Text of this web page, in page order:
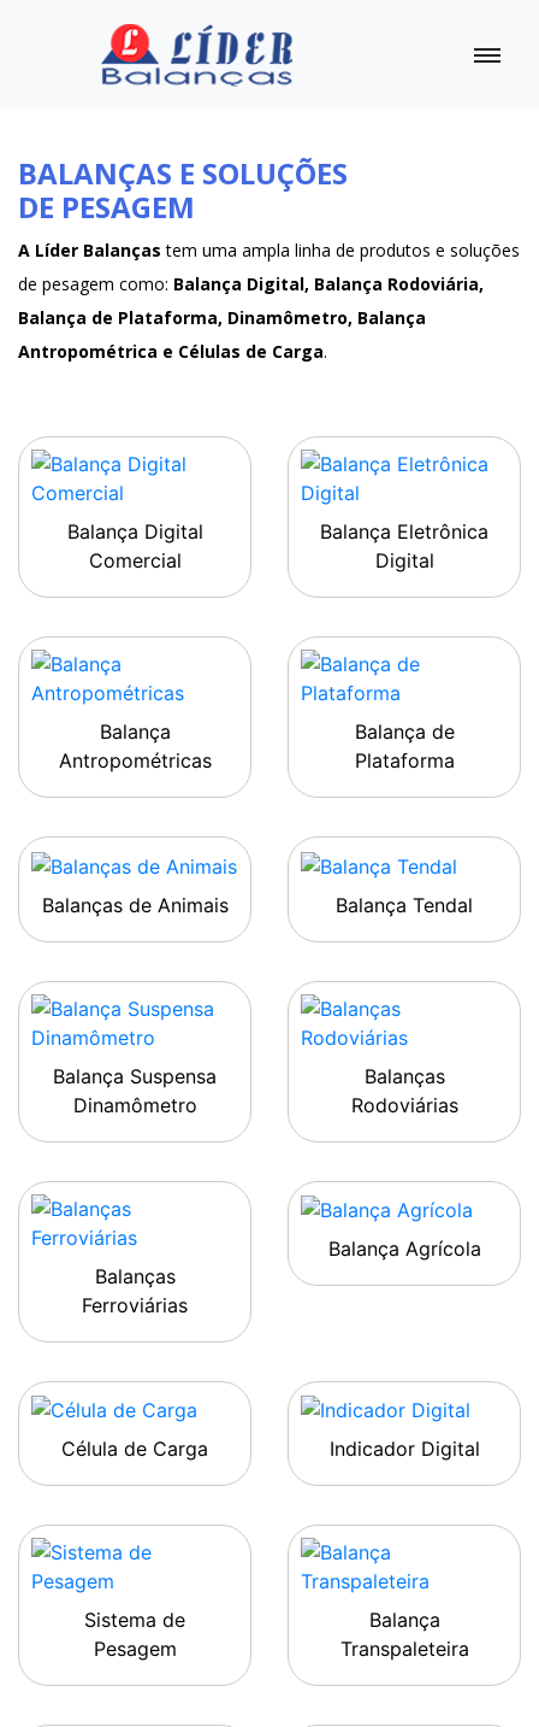
BALANÇAS E SOLUÇÕES
DE PESAGEM
A Líder Balanças tem uma ampla linha de produtos e soluções
de pesagem como: Balança Digital, Balança Rodoviária,
Balança de Plataforma, Dinamômetro, Balança
Antropométrica e Células de Carga.
Balança Digital
Comercial
Balança Eletrônica
Digital
Balança
Antropométricas
Balança de
Plataforma
Balanças de Animais Balança Tendal
Balança Suspensa
Dinamômetro
Balanças
Rodoviárias
Balanças
Ferroviárias
Balança Agrícola
Célula de Carga Indicador Digital
Sistema de
Pesagem
Balança
Transpaleteira